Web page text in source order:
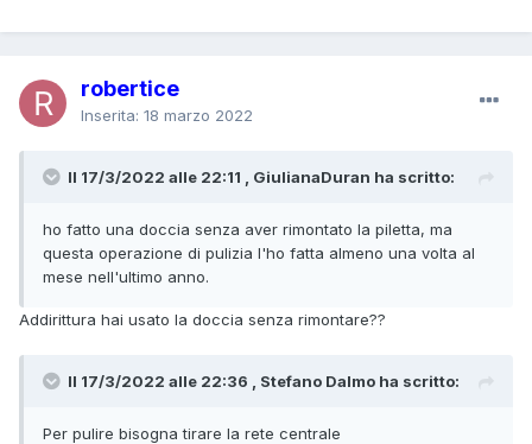
robertice
Inserita: 18 marzo 2022
Il 17/3/2022 alle 22:11 , GiulianaDuran ha scritto:
ho fatto una doccia senza aver rimontato la piletta, ma
questa operazione di pulizia l'ho fatta almeno una volta al
mese nell'ultimo anno.
Addirittura hai usato la doccia senza rimontare??
Il 17/3/2022 alle 22:36 , Stefano Dalmo ha scritto:
Per pulire bisogna tirare la rete centrale